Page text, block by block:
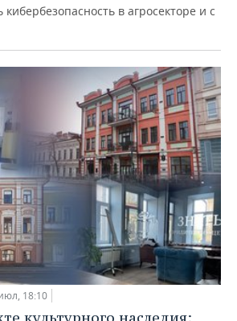
в агросекторе и с
18:10